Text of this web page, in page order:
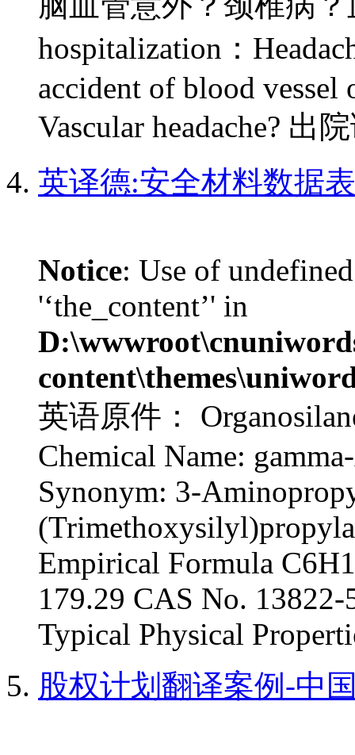
hospitalization：
accident of blood vessel
Vascular headache? 出
英译德:安全材料数据
Notice: Use of
'‘the_content’' in
英语原件：
Chemical Name:
Synonym: 3-
Empirical Formula
179.29 CAS No.
Typical Physical
股权计划翻译案例-中